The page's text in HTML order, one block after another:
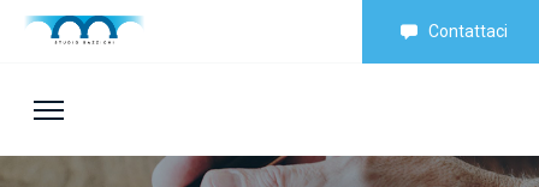
Contattaci